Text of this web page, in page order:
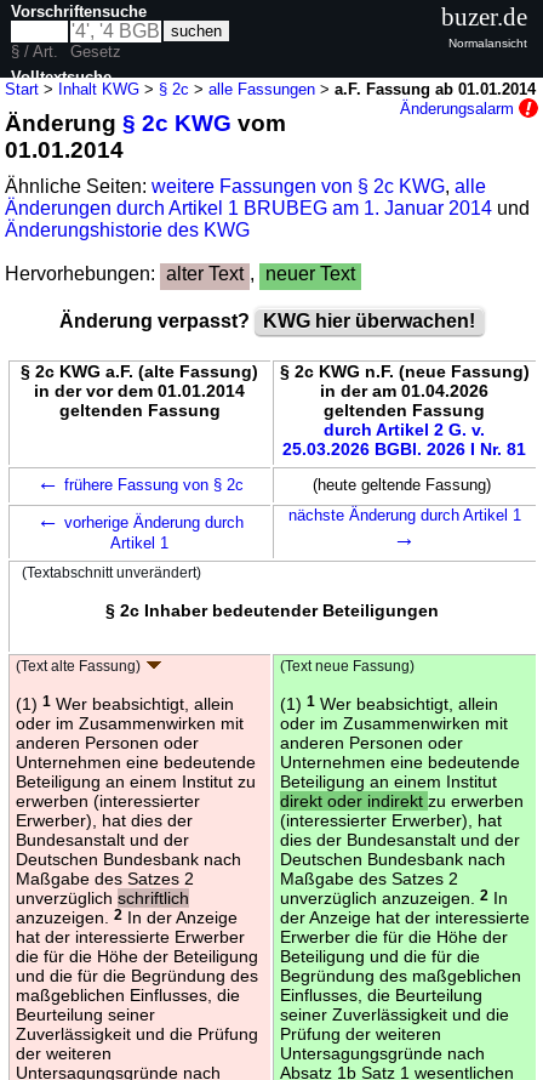
Start > Inhalt KWG > § 2c >alle Fassungen >a.F. Fassung ab 01.01.2014
Änderungsalarm
Änderung§ 2c KWG vom
01.01.2014
Ähnliche Seiten:weitere Fassungen von § 2c KWG,alle
Änderungen durch Artikel 1 BRUBEG am 1. Januar 2014 und
Änderungshistorie des KWG
Hervorhebungen: alter Text , neuer Text
Änderung verpasst? KWG hier überwachen!
§ 2c KWG a.F. (alte Fassung)
in der vor dem 01.01.2014
geltenden Fassung
§ 2c KWG n.F. (neue Fassung)
in der am 01.04.2026
geltenden Fassung
durch Artikel 2 G. v.
25.03.2026 BGBl. 2026 I Nr. 81
← frühere Fassung von § 2c (heute geltende Fassung)
← vorherige Änderung durch
Artikel 1
nächste Änderung durch Artikel 1
→
(Textabschnitt unverändert)
§ 2c Inhaber bedeutender Beteiligungen
(Text alte Fassung)
(1) 1Wer beabsichtigt, allein
oder im Zusammenwirken mit
anderen Personen oder
Unternehmen eine bedeutende
Beteiligung an einem Institut zu
erwerben (interessierter
Erwerber), hat dies der
Bundesanstalt und der
Deutschen Bundesbank nach
Maßgabe des Satzes 2
unverzüglich schriftlich
anzuzeigen.
2In der Anzeige
hat der interessierte Erwerber
die für die Höhe der Beteiligung
und die für die Begründung des
maßgeblichen Einflusses, die
Beurteilung seiner
Zuverlässigkeit und die Prüfung
der weiteren
Untersagungsgründe nach
(Text neue Fassung)
(1) 1Wer beabsichtigt, allein
oder im Zusammenwirken mit
anderen Personen oder
Unternehmen eine bedeutende
Beteiligung an einem Institut
direkt oder indirekt zu erwerben
(interessierter Erwerber), hat
dies der Bundesanstalt und der
Deutschen Bundesbank nach
Maßgabe des Satzes 2
unverzüglich anzuzeigen.
2In
der Anzeige hat der interessierte
Erwerber die für die Höhe der
Beteiligung und die für die
Begründung des maßgeblichen
Einflusses, die Beurteilung
seiner Zuverlässigkeit und die
Prüfung der weiteren
Untersagungsgründe nach
Absatz 1b Satz 1 wesentlichen
Vorschriftensuche
§ / Art.
Gesetz
Volltextsuche
nur in KWG
buzer.de
Normalansicht